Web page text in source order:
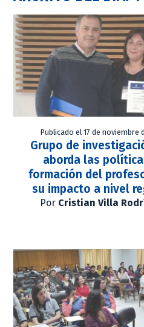
Publicado el 17 de noviembre
Grupo de
aborda las
formación del
su impacto a nivel
Por Cristian Villa